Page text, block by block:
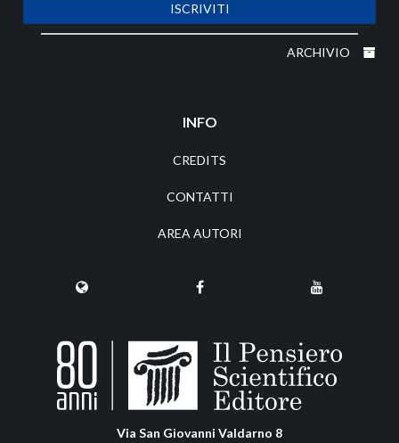
ISCRIVITI
ARCHIVIO
INFO
CREDITS
CONTATTI
AREA AUTORI
Via San Giovanni Valdarno 8